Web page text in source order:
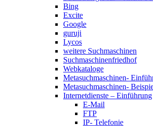
Bing
Excite
Google
guruji
Lycos
weitere Suchmaschinen
Suchmaschinenfriedhof
Webkataloge
Metasuchmaschinen-
Metasuchmaschinen-
Internetdienste – Einführung
E-Mail
FTP
IP- Telefonie